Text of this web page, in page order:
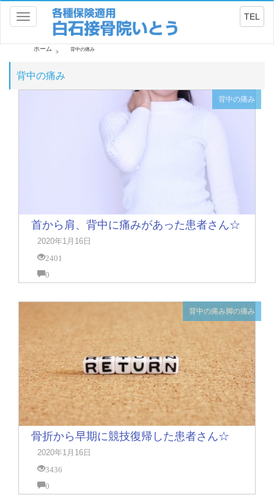
Toggle
navigation
TEL
ホーム 背中の痛み
背中の痛み
背中の痛み
首から肩、背中に痛みがあった患者さん☆
2020年1月16日
2401
0
背中の痛み脚の痛み
骨折から早期に競技復帰した患者さん☆
2020年1月16日
3436
0